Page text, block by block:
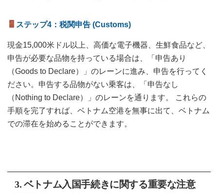
ステップ4：税関申告 (Customs)
現金15,000米ドル以上、高価な電子機器、生鮮食品など、
申告が必要な品物を持っている場合は、「申告あり
（Goods to Declare）」のレーンに進み、申告を行ってく
ださい。申告する品物がない乗客は、「申告なし
（Nothing to Declare）」のレーンを通ります。 これらの
手順を完了すれば、ベトナム空港を無事に出て、ベトナム
での滞在を始めることができます。
3. ベトナム入国手続きに関する重要な注意